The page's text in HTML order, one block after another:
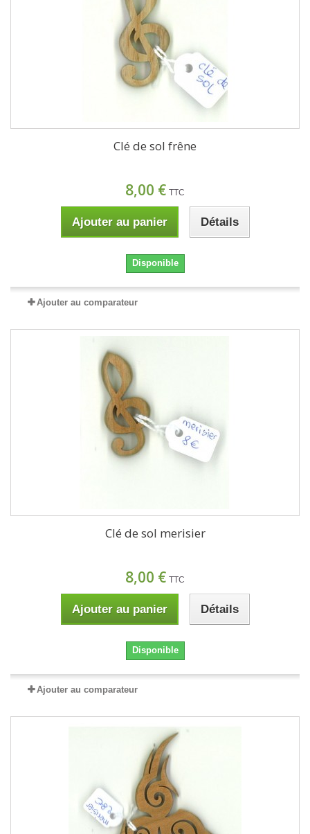
Clé de sol frêne
8,00 € TTC
Ajouter au panier Détails
Disponible
Ajouter au comparateur
Clé de sol merisier
8,00 € TTC
Ajouter au panier Détails
Disponible
Ajouter au comparateur